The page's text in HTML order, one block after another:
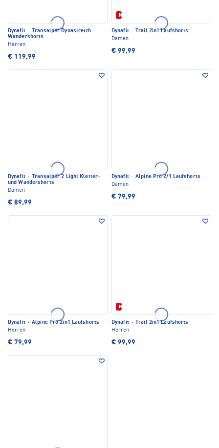
Dynafit ·
Transalper Dynastretch
Wandershorts
Herren
€ 119,99
Neu
Dynafit ·
Trail 2in1 Laufshorts
Damen
€ 99,99
Dynafit ·
Transalper 2 Light Kletter-
und Wandershorts
Damen
€ 89,99
Dynafit · Alpine Pro 2/1 Laufshorts
Damen
€ 79,99
Dynafit · Alpine Pro 2in1 Laufshorts
Herren
€ 79,99
Neu
Dynafit ·
Trail 2in1 Laufshorts
Herren
€ 99,99